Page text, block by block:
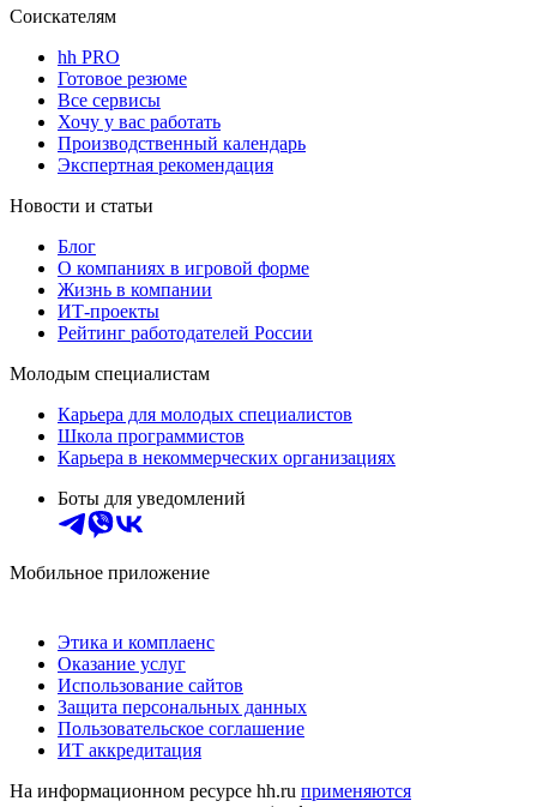
Соискателям
hh PRO
Готовое резюме
Все сервисы
Хочу у вас работать
Производственный календарь
Экспертная рекомендация
Новости и статьи
Блог
О компаниях в игровой форме
Жизнь в компании
ИТ-проекты
Рейтинг работодателей России
Молодым специалистам
Карьера для молодых специалистов
Школа программистов
Карьера в некоммерческих организациях
Боты для уведомлений
Мобильное приложение
Этика и комплаенс
Оказание услуг
Использование сайтов
Защита персональных данных
Пользовательское соглашение
ИТ аккредитация
На информационном ресурсе hh.ru применяются